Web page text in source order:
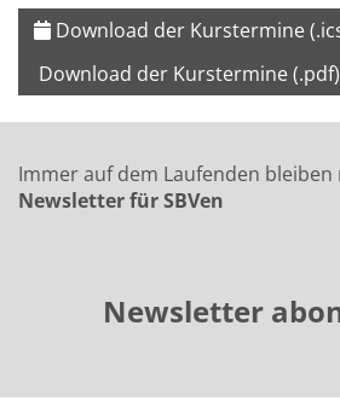
Download der Kurstermine
Download der Kurstermine (.pdf)
Immer auf dem Laufenden
Newsletter für SBVen
Newsletter